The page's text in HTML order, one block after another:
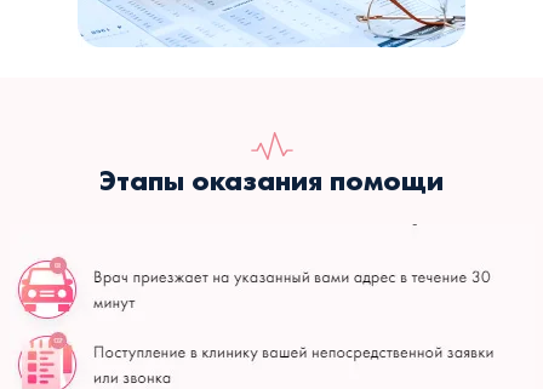
Этапы оказания помощи